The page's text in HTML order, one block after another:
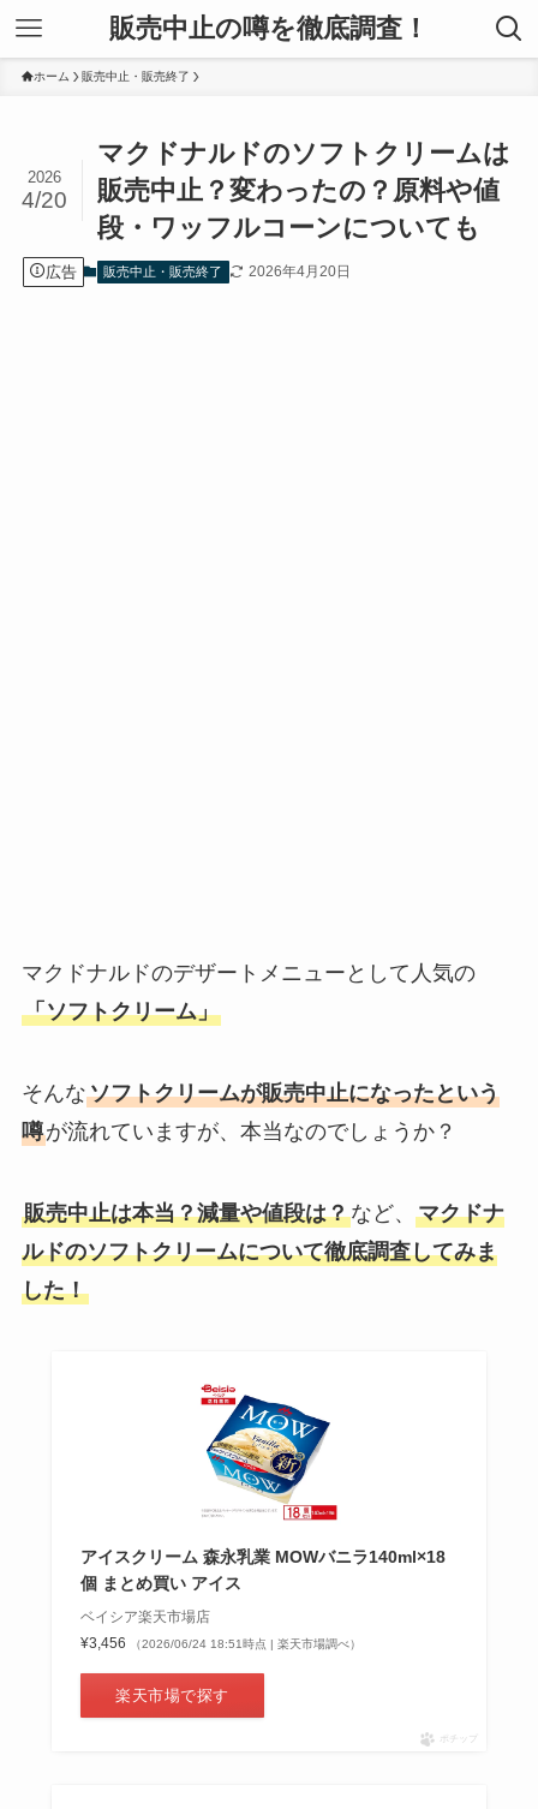
販売中止の噂を徹底調査！
ホーム 販売中止・販売終了
マクドナルドのソフトクリームは
販売中止？変わったの？原料や値
段・ワッフルコーンについても
2026
4/20
広告 販売中止・販売終了 2026年4月20日
マクドナルドのデザートメニューとして人気の
「ソフトクリーム」
そんなソフトクリームが販売中止になったという
噂が流れていますが、本当なのでしょうか？
販売中止は本当？減量や値段は？など、 マクドナ
ルドのソフトクリームについて徹底調査してみま
した！
アイスクリーム 森永乳業 MOWバニラ140ml×18
個 まとめ買い アイス
ベイシア楽天市場店
¥3,456
（2026/06/24 18:51時点 | 楽天市場調べ）
楽天市場で探す
ポチップ